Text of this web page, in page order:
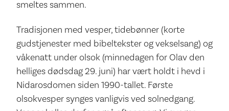
smeltes sammen.
Tradisjonen med vesper, tidebønner (korte
gudstjenester med bibeltekster og vekselsang) og
våkenatt under olsok (minnedagen for Olav den
helliges dødsdag 29. juni) har vært holdt i hevd i
Nidarosdomen siden 1990-tallet. Første
olsokvesper synges vanligvis ved solnedgang.